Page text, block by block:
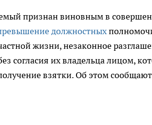
признан виновным в
должностных
жизни, незаконное
согласия их владельца лицом,
взятки. Об этом